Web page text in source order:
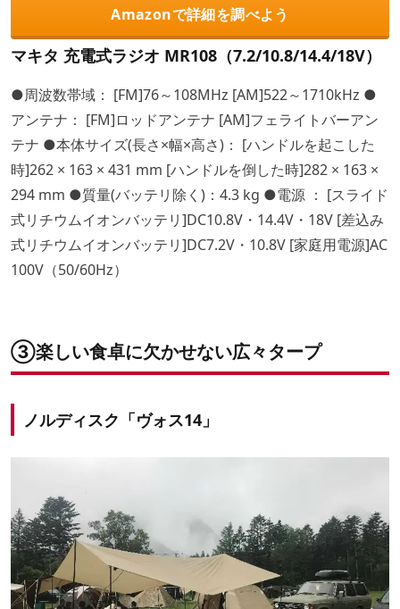
Amazonで詳細を調べよう
マキタ 充電式ラジオ MR108（7.2/10.8/14.4/18V）
●周波数帯域： [FM]76～108MHz [AM]522～1710kHz ●
アンテナ： [FM]ロッドアンテナ [AM]フェライトバーアン
テナ ●本体サイズ(長さ×幅×高さ)： [ハンドルを起こした
時]262 × 163 × 431 mm [ハンドルを倒した時]282 × 163 ×
294 mm ●質量(バッテリ除く)：4.3 kg ●電源 ： [スライド
式リチウムイオンバッテリ]DC10.8V・14.4V・18V [差込み
式リチウムイオンバッテリ]DC7.2V・10.8V [家庭用電源]AC
100V（50/60Hz）
③楽しい食卓に欠かせない広々タープ
ノルディスク「ヴォス14」